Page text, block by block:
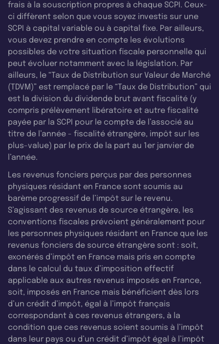
frais à la souscription propres à chaque SCPI. Ceux-
ci diffèrent selon que vous soyez investis sur une
SCPI à capital variable ou à capital fixe. Par ailleurs,
vous devez prendre en compte les évolutions
possibles de votre situation fiscale personnelle qui
peut évoluer notamment avec la législation. Par
ailleurs, le “Taux de Distribution sur Valeur de Marché
(TDVM)” est remplacé par le “Taux de Distribution” qui
est la division du dividende brut avant fiscalité (y
compris prélèvement libératoire et autre fiscalité
payée par la SCPI pour le compte de l’associé au
titre de l’année - fiscalité étrangère, impôt sur les
plus-value) par le prix de la part au 1er janvier de
l’année.
Les revenus fonciers perçus par des personnes
physiques résidant en France sont soumis au
barème progressif de l’impôt sur le revenu.
S’agissant des revenus de source étrangère, les
conventions fiscales prévoient généralement pour
les personnes physiques résidant en France que les
revenus fonciers de source étrangère sont : soit,
exonérés d’impôt en France mais pris en compte
dans le calcul du taux d’imposition effectif
applicable aux autres revenus imposés en France,
soit, imposés en France mais bénéficient dès lors
d’un crédit d’impôt, égal à l’impôt français
correspondant à ces revenus étrangers, à la
condition que ces revenus soient soumis à l’impôt
dans leur pays ou d’un crédit d’impôt égal à l’impôt